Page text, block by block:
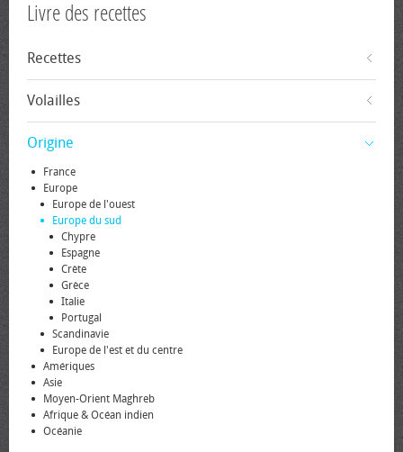
Livre des recettes
Recettes
Volailles
Origine
France
Europe
Europe de l'ouest
Europe du sud
Chypre
Espagne
Crète
Grèce
Italie
Portugal
Scandinavie
Europe de l'est et du centre
Amériques
Asie
Moyen-Orient Maghreb
Afrique & Océan indien
Océanie